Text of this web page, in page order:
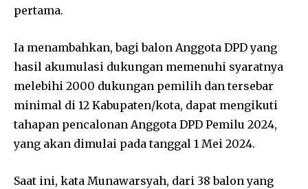
pertama.
Ia menambahkan, bagi balon Anggota DPD yang
hasil akumulasi dukungan memenuhi syaratnya
melebihi 2000 dukungan pemilih dan tersebar
minimal di 12 Kabupaten/kota, dapat mengikuti
tahapan pencalonan Anggota DPD Pemilu 2024,
yang akan dimulai pada tanggal 1 Mei 2024.
Saat ini, kata Munawarsyah, dari 38 balon yang